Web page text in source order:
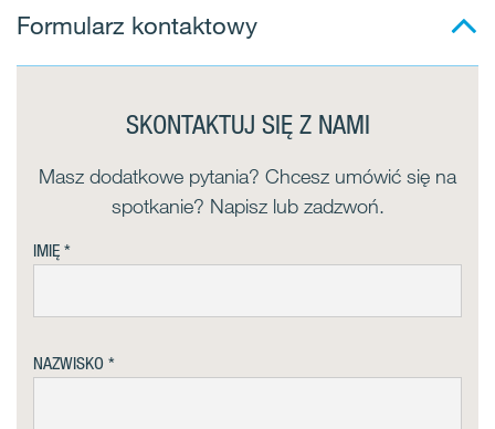
Formularz kontaktowy
SKONTAKTUJ SIĘ Z NAMI
Masz dodatkowe pytania? Chcesz umówić się na
spotkanie? Napisz lub zadzwoń.
IMIĘ
NAZWISKO